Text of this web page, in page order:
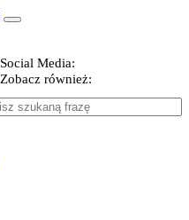
Social Media:
Zobacz również: